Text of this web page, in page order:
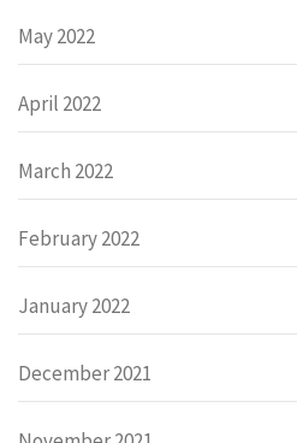
May 2022
April 2022
March 2022
February 2022
January 2022
December 2021